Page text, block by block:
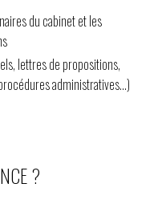
du cabinet et les
lettres de propositions,
administratives...)
?